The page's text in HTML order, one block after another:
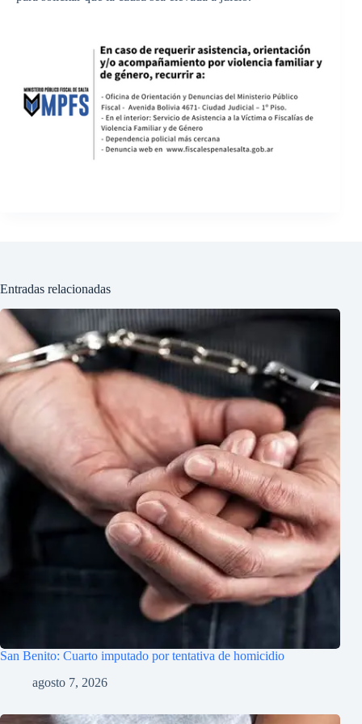
Entradas relacionadas
San Benito: Cuarto imputado por tentativa de homicidio
agosto 7, 2026